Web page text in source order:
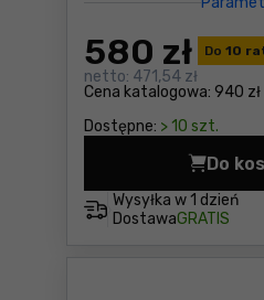
Do 10
Cena katalogowa: 940 zł
580 zł
netto: 471,54 zł
Dostępne: > 10 szt.
Wysyłka w 1 dzień
DostawaGRATIS
Do